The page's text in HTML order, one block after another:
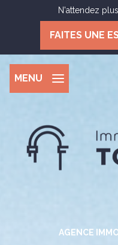
N'attendez
FAITES UNE
MENU
AGENCE